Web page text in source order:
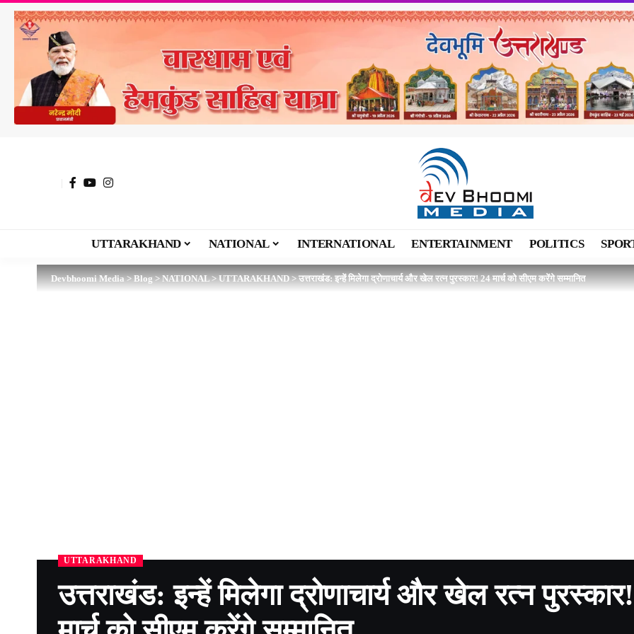
UTTARAKHAND NATIONAL INTERNATIONAL ENTERTAINMENT POLITICS
Devbhoomi Media>Blog>NATIONAL>UTTARAKHAND>उत्तराखंड: इन्हें मिलेगा द्रोणाचार्य और खेल रत्न पुरस्कार! 24 मार्च को सीएम करेंगे सम्मानित
UTTARAKHAND
उत्तराखंड: इन्हें मिलेगा द्रोणाचार्य और खेल रत्न